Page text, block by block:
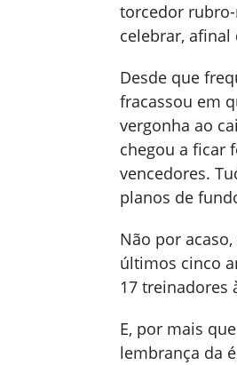
torcedor
celebrar,
Desde que
fracassou em
vergonha ao
chegou a ficar
vencedores.
planos de
Não por
últimos cinco
17 treinadores
E, por mais
lembrança da